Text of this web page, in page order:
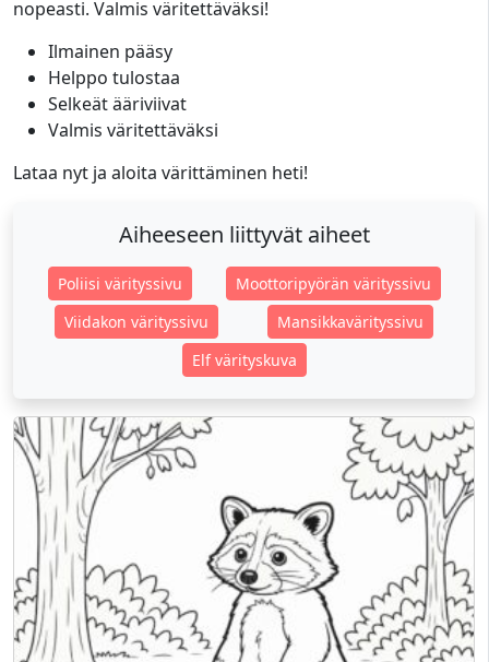
nopeasti. Valmis väritettäväksi!
Ilmainen pääsy
Helppo tulostaa
Selkeät ääriviivat
Valmis väritettäväksi
Lataa nyt ja aloita värittäminen heti!
Aiheeseen liittyvät aiheet
Poliisi värityssivu
Moottoripyörän värityssivu
Viidakon värityssivu
Mansikkavärityssivu
Elf värityskuva